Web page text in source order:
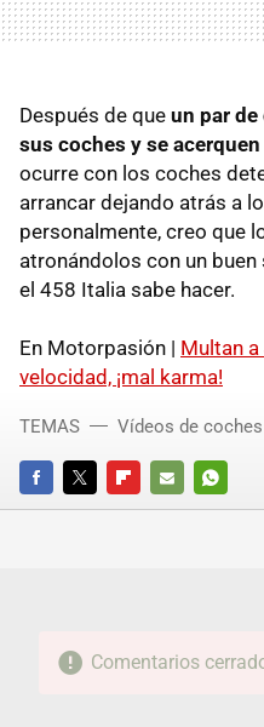
Después de que un par
sus coches y se acerquen
ocurre con los coches
arrancar dejando atrás a
personalmente, creo que
atronándolos con un
el 458 Italia sabe hacer.
En Motorpasión | Multan
velocidad, ¡mal karma!
FACEBOOKTWITTERFLIPBOARD
E-
TEMAS Vídeos de coches
Comentarios